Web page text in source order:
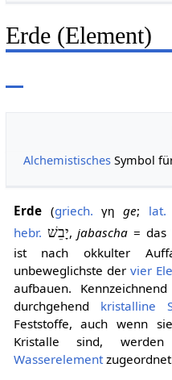
Erde (Element)
Alchemistisches Symbol
Erde(griech. γη ge; lat.
hebr. יָבֵשׁ,jabascha = das
ist nach okkulter
unbeweglichste dervier
aufbauen.
durchgehend kristalline
Feststoffe, auch wenn
Kristalle sind,
Wasserelement